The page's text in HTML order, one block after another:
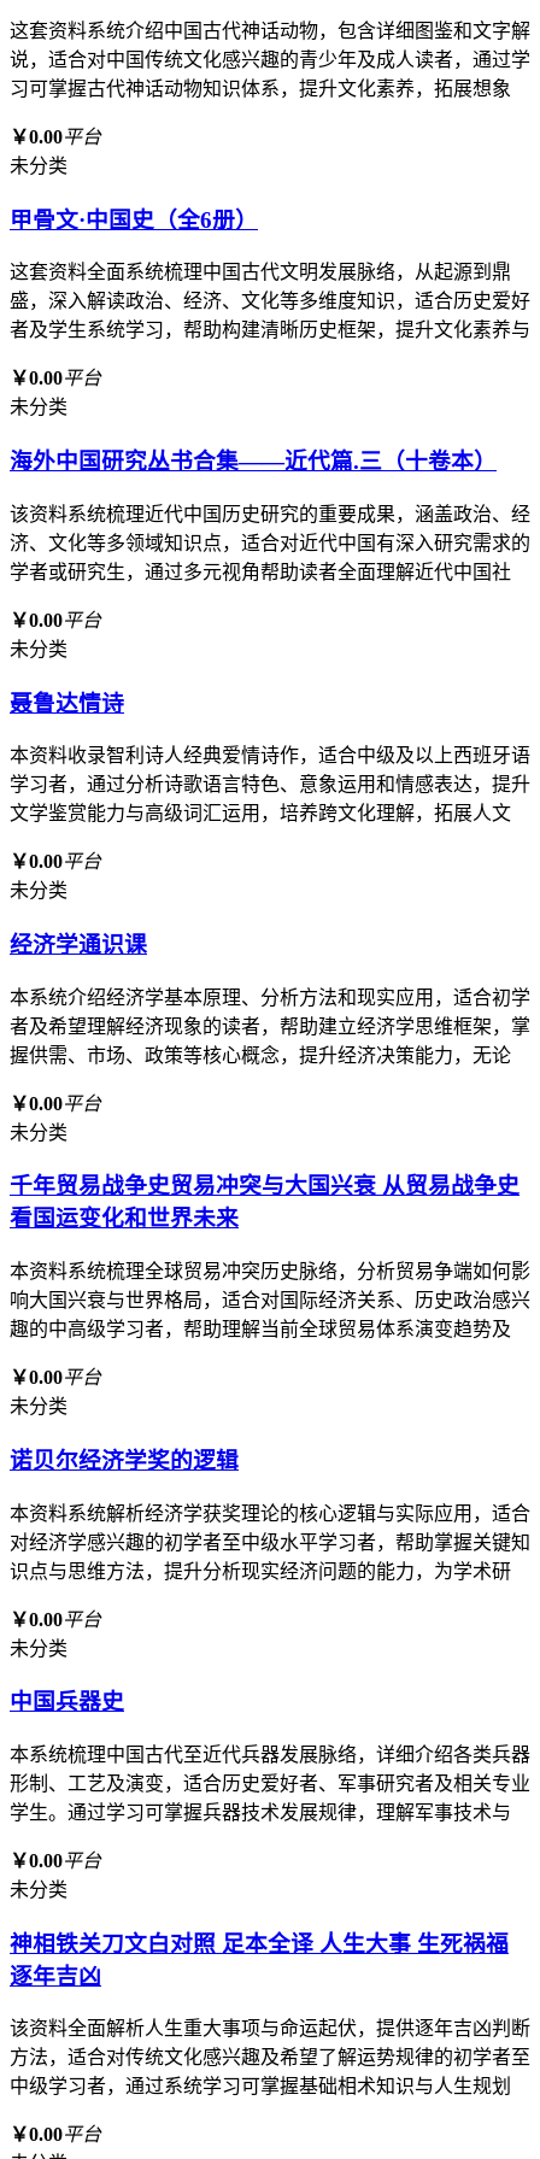
这套资料系统介绍中国古代神话动物，包含详细图鉴和文字解
说，适合对中国传统文化感兴趣的青少年及成人读者，通过学
习可掌握古代神话动物知识体系，提升文化素养，拓展想象
￥0.00平台
未分类
甲骨文·中国史（全6册）
这套资料全面系统梳理中国古代文明发展脉络，从起源到鼎
盛，深入解读政治、经济、文化等多维度知识，适合历史爱好
者及学生系统学习，帮助构建清晰历史框架，提升文化素养与
￥0.00平台
未分类
海外中国研究丛书合集——近代篇.三（十卷本）
该资料系统梳理近代中国历史研究的重要成果，涵盖政治、经
济、文化等多领域知识点，适合对近代中国有深入研究需求的
学者或研究生，通过多元视角帮助读者全面理解近代中国社
￥0.00平台
未分类
聂鲁达情诗
本资料收录智利诗人经典爱情诗作，适合中级及以上西班牙语
学习者，通过分析诗歌语言特色、意象运用和情感表达，提升
文学鉴赏能力与高级词汇运用，培养跨文化理解，拓展人文
￥0.00平台
未分类
经济学通识课
本系统介绍经济学基本原理、分析方法和现实应用，适合初学
者及希望理解经济现象的读者，帮助建立经济学思维框架，掌
握供需、市场、政策等核心概念，提升经济决策能力，无论
￥0.00平台
未分类
千年贸易战争史贸易冲突与大国兴衰 从贸易战争史
看国运变化和世界未来
本资料系统梳理全球贸易冲突历史脉络，分析贸易争端如何影
响大国兴衰与世界格局，适合对国际经济关系、历史政治感兴
趣的中高级学习者，帮助理解当前全球贸易体系演变趋势及
￥0.00平台
未分类
诺贝尔经济学奖的逻辑
本资料系统解析经济学获奖理论的核心逻辑与实际应用，适合
对经济学感兴趣的初学者至中级水平学习者，帮助掌握关键知
识点与思维方法，提升分析现实经济问题的能力，为学术研
￥0.00平台
未分类
中国兵器史
本系统梳理中国古代至近代兵器发展脉络，详细介绍各类兵器
形制、工艺及演变，适合历史爱好者、军事研究者及相关专业
学生。通过学习可掌握兵器技术发展规律，理解军事技术与
￥0.00平台
未分类
神相铁关刀文白对照 足本全译 人生大事 生死祸福
逐年吉凶
该资料全面解析人生重大事项与命运起伏，提供逐年吉凶判断
方法，适合对传统文化感兴趣及希望了解运势规律的初学者至
中级学习者，通过系统学习可掌握基础相术知识与人生规划
￥0.00平台